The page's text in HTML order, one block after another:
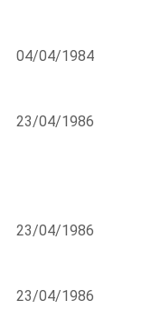
04/04/1984
23/04/1986
23/04/1986
23/04/1986